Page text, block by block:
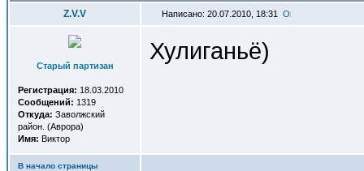
Z.V.V Написано: 20.07.2010, 18:31
Старый партизан
Регистрация: 18.03.2010
Сообщений: 1319
Откуда: Заволжский
район. (Аврора)
Имя: Виктор
Хулиганьё)
В начало страницы